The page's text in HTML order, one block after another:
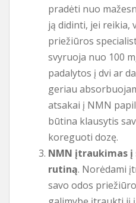
pradėti nuo
ją didinti, jei reikia,
priežiūros
svyruoja nuo 100
padalytos į dvi ar
geriau
atsakai į NMN
būtina klausytis
koreguoti dozę.
NMN įtraukimas į
rutiną. Norėdami
savo odos